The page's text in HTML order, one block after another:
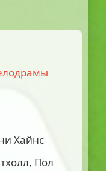
Хайнс
Пол